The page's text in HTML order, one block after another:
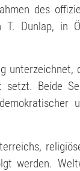
des
T. Dunlap, in
unterzeichnet,
setzt. Beide
werden.